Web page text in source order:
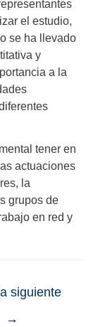
el estudio,
se ha llevado
y
a la
tener en
actuaciones
la
grupos de
en red y
siguiente
→